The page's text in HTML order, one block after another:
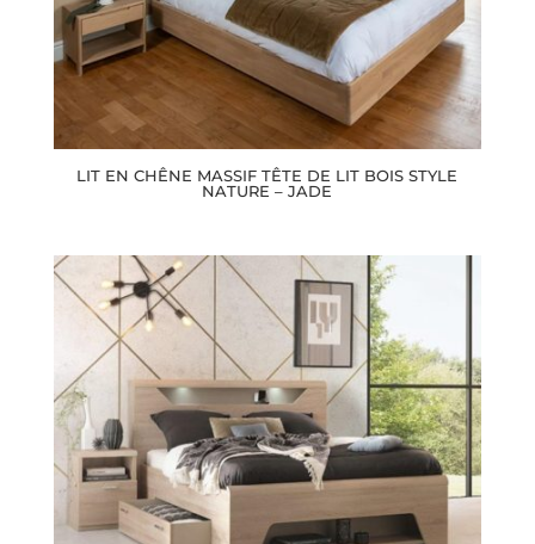
LIT EN CHÊNE MASSIF TÊTE DE LIT BOIS STYLE
NATURE – JADE